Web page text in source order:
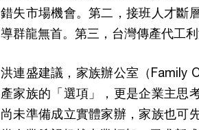
錯失市場機會。第二，接班人才斷
導群龍無首。第三，台灣傳產代工
洪連盛建議，家族辦公室（Family
產家族的「選項」，更是企業主思
尚未準備成立實體家辦，家族也可